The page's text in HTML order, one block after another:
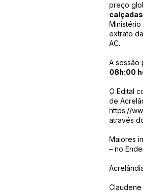
preço
extrato
AC.
A sessão
08h:00
O Edital
de
https://
através
Maiores
– no